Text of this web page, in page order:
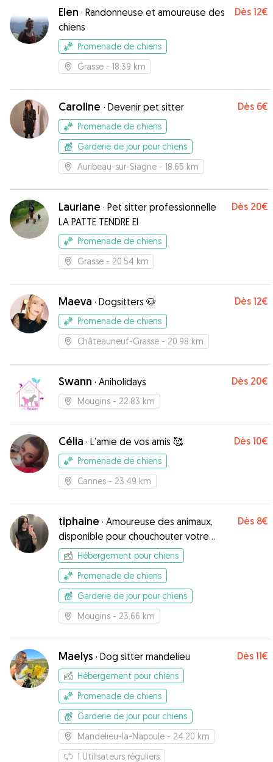
Elen · Randonneuse et amoureuse des
chiens
Dès 12€
Promenade de chiens
Grasse - 18.39 km
Caroline · Devenir pet sitter Dès 6€
Promenade de chiens
Garderie de jour pour chiens
Auribeau-sur-Siagne - 18.65 km
Lauriane · Pet sitter professionnelle
LA PATTE TENDRE EI
Dès 20€
Promenade de chiens
Grasse - 20.54 km
Maeva · Dogsitters 🐶 Dès 12€
Promenade de chiens
Châteauneuf-Grasse - 20.98 km
Swann · Aniholidays Dès 20€
Mougins - 22.83 km
Célia · L’amie de vos amis 🥰 Dès 10€
Promenade de chiens
Cannes - 23.49 km
tiphaine · Amoureuse des animaux,
disponible pour chouchouter votre
compagnon !
Dès 8€
Hébergement pour chiens
Promenade de chiens
Garderie de jour pour chiens
Mougins - 23.66 km
Maelys · Dog sitter mandelieu Dès 11€
Hébergement pour chiens
Promenade de chiens
Garderie de jour pour chiens
Mandelieu-la-Napoule - 24.20 km
1 Utilisateurs réguliers